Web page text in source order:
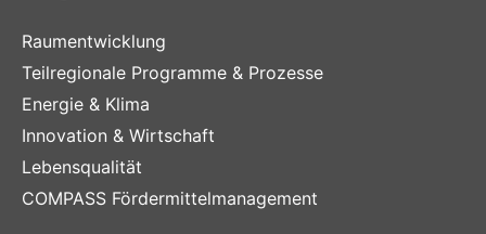
Raumentwicklung
Teilregionale Programme & Prozesse
Energie & Klima
Innovation & Wirtschaft
Lebensqualität
COMPASS Fördermittelmanagement